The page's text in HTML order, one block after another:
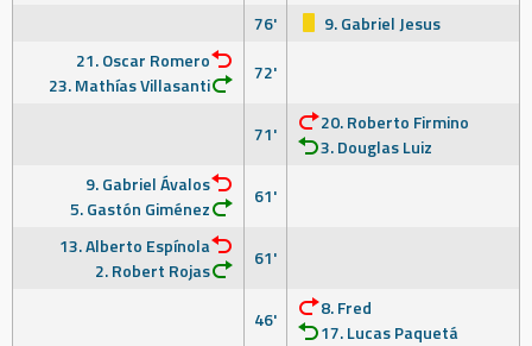
76'
9. Gabriel Jesus
21. Oscar Romero
23. Mathías Villasanti
72'
71'
20. Roberto Firmino
3. Douglas Luiz
9. Gabriel Ávalos
5. Gastón Giménez
61'
13. Alberto Espínola
2. Robert Rojas
61'
46'
8. Fred
17. Lucas Paquetá